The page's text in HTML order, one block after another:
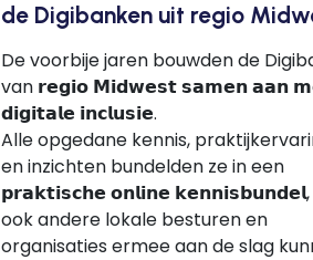
de Digibanken uit regio
De voorbije jaren bouwden de
van 𝗿𝗲𝗴𝗶𝗼 𝗠𝗶𝗱𝘄𝗲𝘀𝘁 𝘀𝗮𝗺𝗲𝗻 𝗮𝗮𝗻
𝗱𝗶𝗴𝗶𝘁𝗮𝗹𝗲 𝗶𝗻𝗰𝗹𝘂𝘀𝗶𝗲.
Alle opgedane kennis,
en inzichten bundelden ze in een
𝗽𝗿𝗮𝗸𝘁𝗶𝘀𝗰𝗵𝗲 𝗼𝗻𝗹𝗶𝗻𝗲
ook andere lokale besturen en
organisaties ermee aan de slag